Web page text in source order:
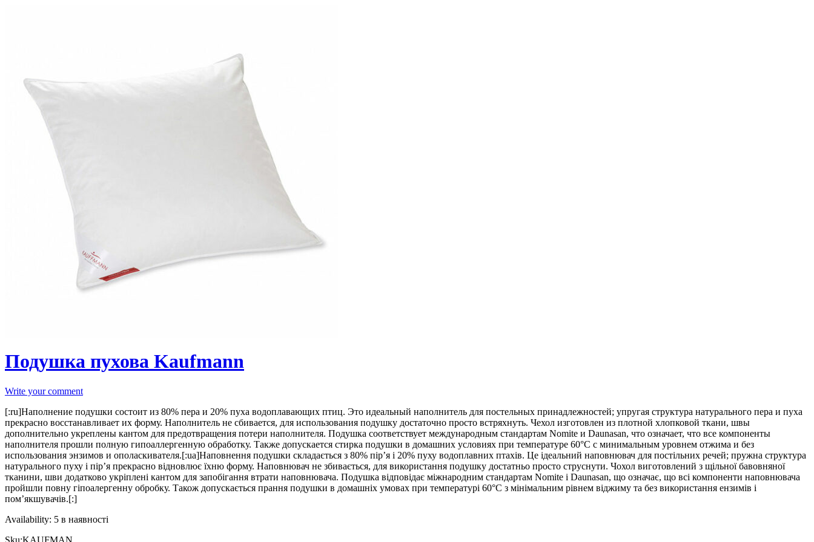
Подушка пухова Kaufmann
Write your comment
[:ru]Наполнение подушки состоит из 80% пера и 20% пуха водоплавающих птиц. Это идеальный наполнитель для постельных принадлежностей; упругая структура натурального пера и пуха
прекрасно восстанавливает их форму. Наполнитель не сбивается, для использования подушку достаточно просто встряхнуть. Чехол изготовлен из плотной хлопковой ткани, швы
дополнительно укреплены кантом для предотвращения потери наполнителя. Подушка соответствует международным стандартам Nomite и Daunasan, что означает, что все компоненты
наполнителя прошли полную гипоаллергенную обработку. Также допускается стирка подушки в домашних условиях при температуре 60°C с минимальным уровнем отжима и без
использования энзимов и ополаскивателя.[:ua]Наповнення подушки складається з 80% пір’я і 20% пуху водоплавних птахів. Це ідеальний наповнювач для постільних речей; пружна структура
натурального пуху і пір’я прекрасно відновлює їхню форму. Наповнювач не збивається, для використання подушку достатньо просто струснути. Чохол виготовлений з щільної бавовняної
тканини, шви додатково укріплені кантом для запобігання втрати наповнювача. Подушка відповідає міжнародним стандартам Nomite і Daunasan, що означає, що всі компоненти наповнювача
пройшли повну гіпоалергенну обробку. Також допускається прання подушки в домашніх умовах при температурі 60°C з мінімальним рівнем віджиму та без використання ензимів і
пом’якшувачів.[:]
Availability: 5 в наявності
Sku:KAUFMAN